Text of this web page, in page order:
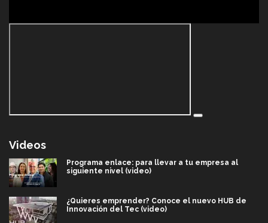
Videos
Programa enlace: para llevar a tu empresa al
siguiente nivel (video)
¿Quieres emprender? Conoce el nuevo HUB de
Innovación del Tec (video)